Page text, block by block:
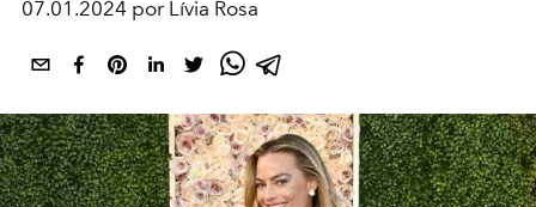
07.01.2024 por Lívia Rosa